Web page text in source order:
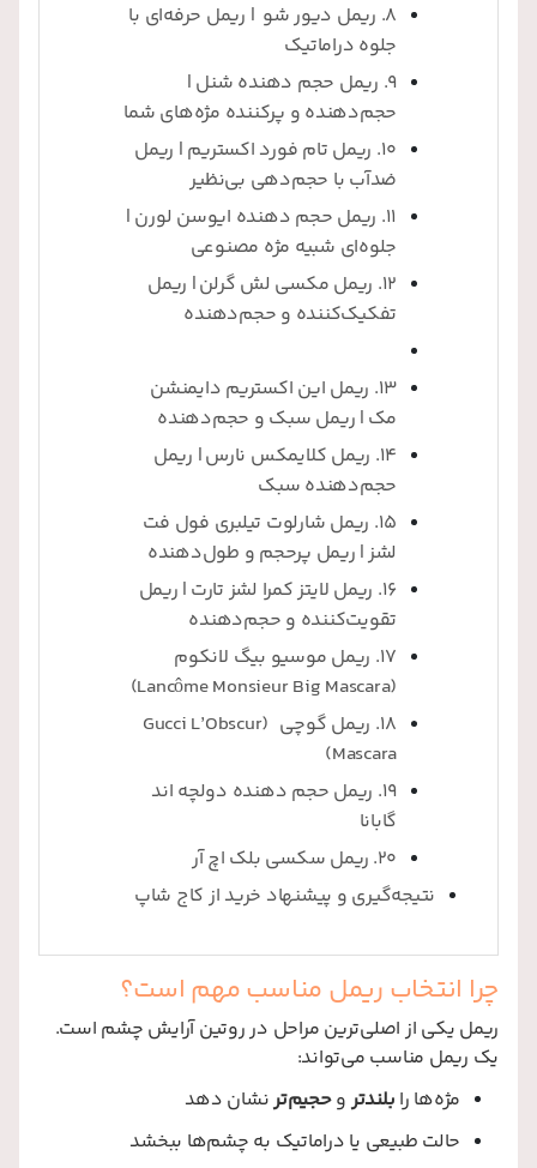
8. ریمل دیور شو | ریمل حرفه‌ای با
جلوه دراماتیک
9. ریمل حجم دهنده شنل |
حجم‌دهنده و پرکننده مژه‌های شما
10. ریمل تام فورد اکستریم | ریمل
ضدآب با حجم‌دهی بی‌نظیر
11. ریمل حجم دهنده ایوسن لورن |
جلوه‌ای شبیه مژه مصنوعی
12. ریمل مکسی لش گرلن | ریمل
تفکیک‌کننده و حجم‌دهنده
13. ریمل این اکستریم دایمنشن
مک | ریمل سبک و حجم‌دهنده
14. ریمل کلایمکس نارس | ریمل
حجم‌دهنده سبک
15. ریمل شارلوت تیلبری فول فت
لشز | ریمل پرحجم و طول‌دهنده
16. ریمل لایتز کمرا لشز تارت | ریمل
تقویت‌کننده و حجم‌دهنده
17. ریمل موسیو بیگ لانکوم
(Lancôme Monsieur Big Mascara)
18. ریمل گوچی (Gucci L’Obscur
Mascara)
19. ریمل حجم دهنده دولچه اند
گابانا
20. ریمل سکسی بلک اچ آر
نتیجه‌گیری و پیشنهاد خرید از کاج شاپ
چرا انتخاب ریمل مناسب مهم است؟
ریمل یکی از اصلی‌ترین مراحل در روتین آرایش چشم است.
یک ریمل مناسب می‌تواند:
مژه‌ها را بلندتروحجیم‌ترنشان دهد
حالت طبیعی یا دراماتیک به چشم‌ها ببخشد